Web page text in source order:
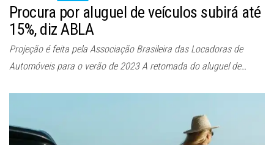
Procura por aluguel de veículos subirá até
15%, diz ABLA
Projeção é feita pela Associação Brasileira das Locadoras de
Automóveis para o verão de 2023 A retomada do aluguel de…